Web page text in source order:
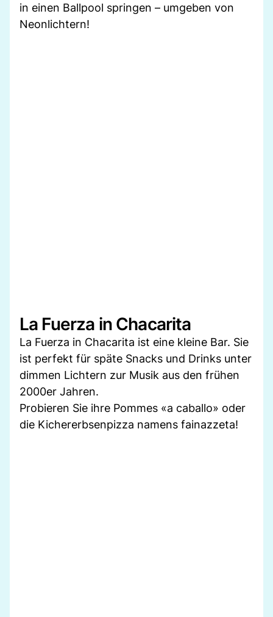
in einen Ballpool springen – umgeben von
Neonlichtern!
La Fuerza in Chacarita
La Fuerza in Chacarita ist eine kleine Bar. Sie
ist perfekt für späte Snacks und Drinks unter
dimmen Lichtern zur Musik aus den frühen
2000er Jahren.
Probieren Sie ihre Pommes «a caballo» oder
die Kichererbsenpizza namens fainazzeta!